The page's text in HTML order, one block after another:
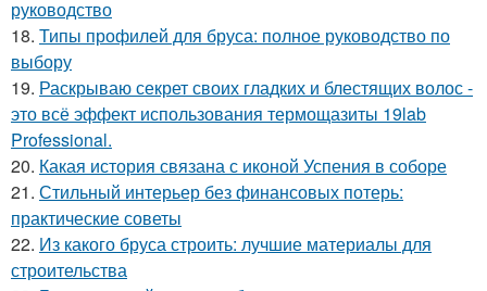
руководство
18. Типы профилей для бруса: полное руководство по
выбору
19. Раскрываю секрет своих гладких и блестящих волос -
это всё эффект использования термощазиты 19lab
Professional.
20. Какая история связана с иконой Успения в соборе
21. Стильный интерьер без финансовых потерь:
практические советы
22. Из какого бруса строить: лучшие материалы для
строительства